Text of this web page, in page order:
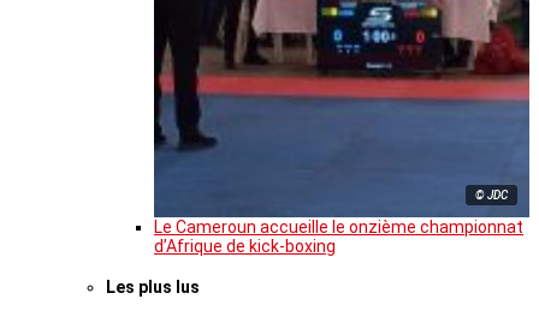
© JDC
Le Cameroun accueille le onzième championnat
d’Afrique de kick-boxing
Les plus lus